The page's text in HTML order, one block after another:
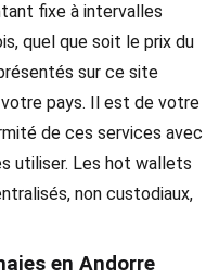
fixe à intervalles
quel que soit le prix du
sur ce site
pays. Il est de votre
de ces services avec
utiliser. Les hot wallets
non custodiaux,
en Andorre